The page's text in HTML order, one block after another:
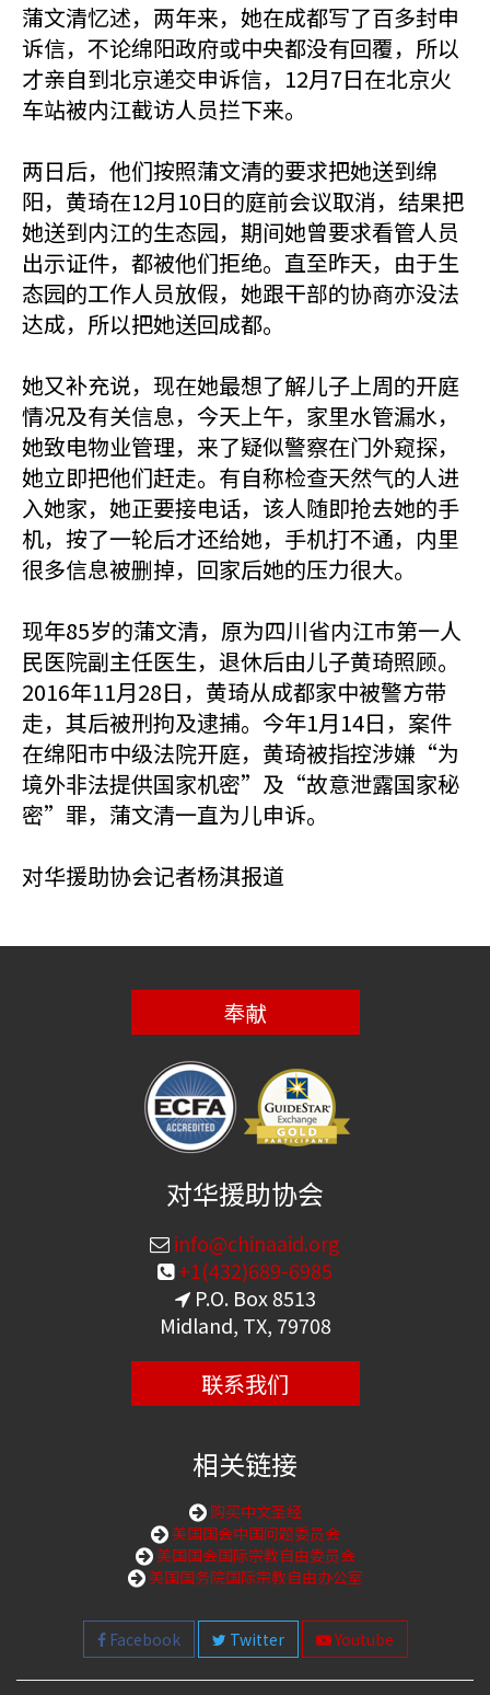
蒲文清忆述，两年来，她在成都写了百多封申
诉信，不论绵阳政府或中央都没有回覆，所以
才亲自到北京递交申诉信，12月7日在北京火
车站被内江截访人员拦下来。
两日后，他们按照蒲文清的要求把她送到绵
阳，黄琦在12月10日的庭前会议取消，结果把
她送到内江的生态园，期间她曾要求看管人员
出示证件，都被他们拒绝。直至昨天，由于生
态园的工作人员放假，她跟干部的协商亦没法
达成，所以把她送回成都。
她又补充说，现在她最想了解儿子上周的开庭
情况及有关信息，今天上午，家里水管漏水，
她致电物业管理，来了疑似警察在门外窥探，
她立即把他们赶走。有自称检查天然气的人进
入她家，她正要接电话，该人随即抢去她的手
机，按了一轮后才还给她，手机打不通，内里
很多信息被删掉，回家后她的压力很大。
现年85岁的蒲文清，原为四川省内江巿第一人
民医院副主任医生，退休后由儿子黄琦照顾。
2016年11月28日，黄琦从成都家中被警方带
走，其后被刑拘及逮捕。今年1月14日，案件
在绵阳巿中级法院开庭，黄琦被指控涉嫌“为
境外非法提供国家机密”及“故意泄露国家秘
密”罪，蒲文清一直为儿申诉。
对华援助协会记者杨淇报道
奉献
对华援助协会
info@chinaaid.org
+1(432)689-6985
P.O. Box 8513
Midland, TX, 79708
联系我们
相关链接
购买中文圣经
美国国会中国问题委员会
美国国会国际宗教自由委员会
美国国务院国际宗教自由办公室
Facebook Twitter Youtube